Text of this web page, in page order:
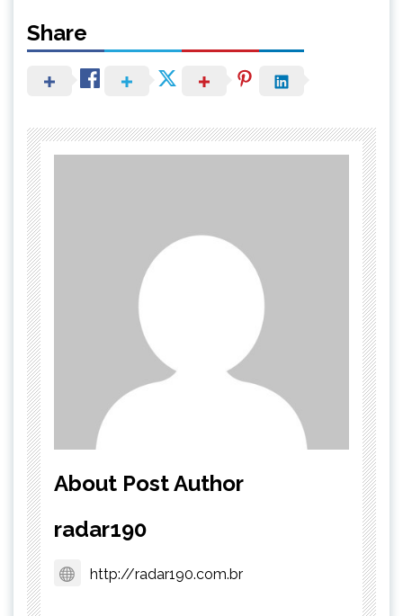
Share
About Post Author
radar190
http://radar190.com.br